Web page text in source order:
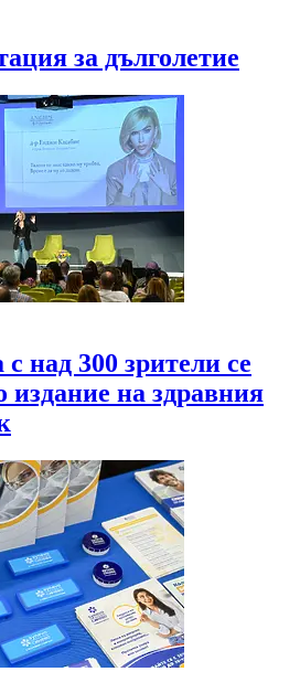
за дълголетие
над 300 зрители се
издание на здравния